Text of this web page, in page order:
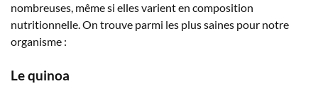
nombreuses, même si elles varient en composition
nutritionnelle. On trouve parmi les plus saines pour notre
organisme :
Le quinoa